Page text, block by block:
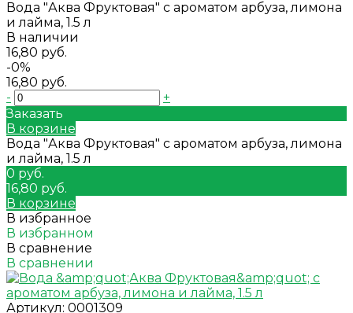
Вода "Аква Фруктовая" с ароматом арбуза, лимона
и лайма, 1.5 л
В наличии
16,80 руб.
-0%
16,80 руб.
-
+
Заказать
В корзине
Вода "Аква Фруктовая" с ароматом арбуза, лимона
и лайма, 1.5 л
0 руб.
16,80 руб.
В корзине
В избранное
В избранном
В сравнение
В сравнении
Артикул: 0001309